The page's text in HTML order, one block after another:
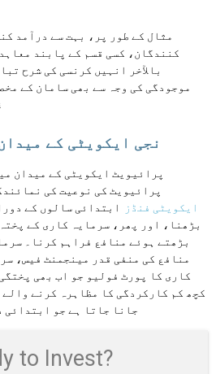
مثال کے طور پر، بہت سے درآمد
کنندگان، کسی قسم کے پابند
بالآخر انہیں کرنسی کی شرح
موجودگی کی وجہ سے بھی سامان کے
نجی ایکویٹی کے
پرائیویٹ ایکویٹی کے میدان
پرائیویٹ کی نوعیت کی
ایکویٹی فنڈز
ابتدائی سالوں کے
بڑھنا، اور پھر، سرمایہ کاری کے
بڑھتے ہوئے منافع فراہم کرنا۔
منافع کی منفی قدر مینجمنٹ فیس،
کاری کا پورٹ فولیو جو اب بھی
کچھ کم کارکردگی کا مظاہرہ کرنے
جانا جاتا ہے جو ابتدائی
to Invest?